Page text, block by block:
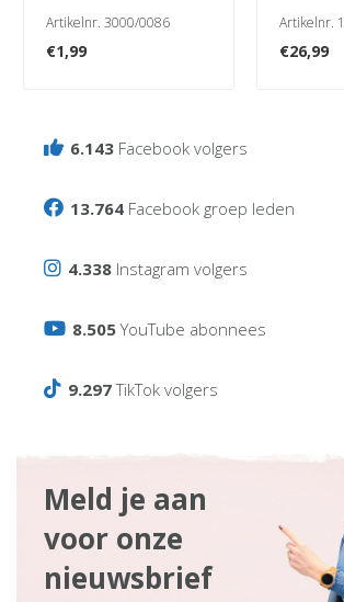
Artikelnr. 3000/0086
€1,99
Artikelnr.
€26,99
6.143 Facebook volgers
13.764 Facebook groep leden
4.338 Instagram volgers
8.505YouTube abonnees
9.297TikTok volgers
Meld je aan
voor onze
nieuwsbrief